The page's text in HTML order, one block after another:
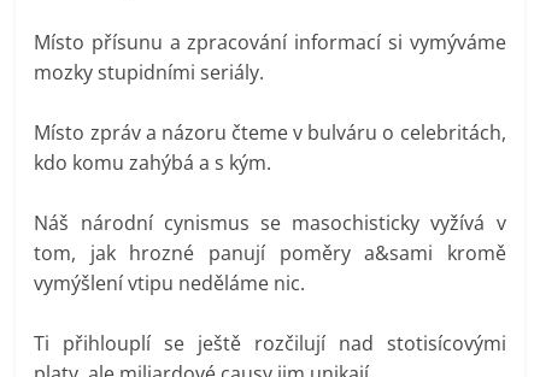
Místo přísunu a zpracování informací si vymýváme
mozky stupidními seriály.
Místo zpráv a názoru čteme v bulváru o celebritách,
kdo komu zahýbá a s kým.
Náš národní cynismus se masochisticky vyžívá v
tom, jak hrozné panují poměry a&sami kromě
vymýšlení vtipu neděláme nic.
Ti přihlouplí se ještě rozčilují nad stotisícovými